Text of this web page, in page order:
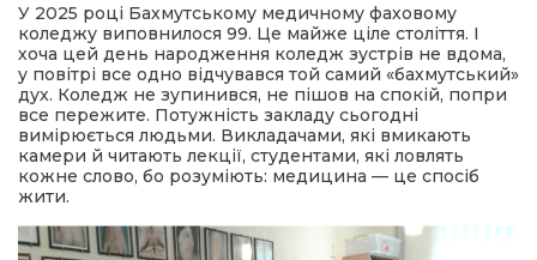
У 2025 році Бахмутському медичному фаховому
коледжу виповнилося 99. Це майже ціле століття. І
хоча цей день народження коледж зустрів не вдома,
у повітрі все одно відчувався той самий «бахмутський»
дух. Коледж не зупинився, не пішов на спокій, попри
все пережите. Потужність закладу сьогодні
вимірюється людьми. Викладачами, які вмикають
камери й читають лекції, студентами, які ловлять
кожне слово, бо розуміють: медицина — це спосіб
жити.